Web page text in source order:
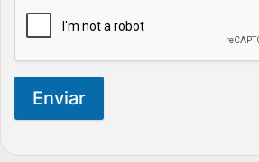
Enviar